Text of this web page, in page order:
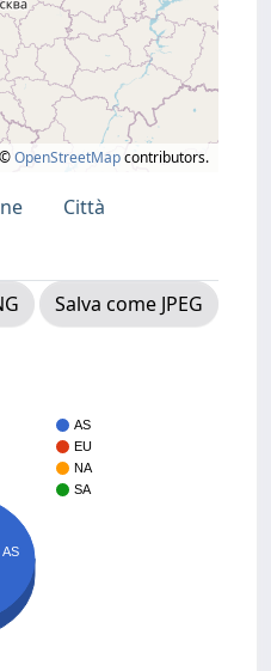
©OpenStreetMapcontributors.
Città
Salva come JPEG
AS
EU
NA
SA
AS